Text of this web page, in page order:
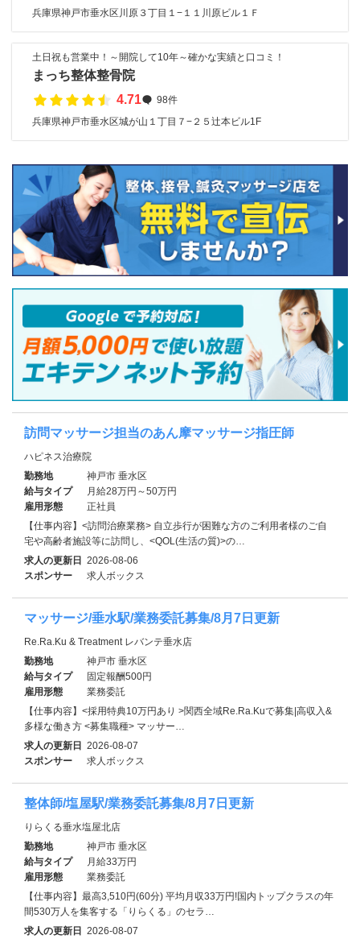
兵庫県神戸市垂水区川原３丁目１−１１川原ビル１Ｆ
土日祝も営業中！～開院して10年～確かな実績と口コミ！
まっち整体整骨院
4.71
98件
兵庫県神戸市垂水区城が山１丁目７−２５辻本ビル1F
訪問マッサージ担当のあん摩マッサージ指圧師
ハピネス治療院
勤務地
神戸市 垂水区
給与タイプ
月給28万円～50万円
雇用形態
正社員
【仕事内容】<訪問治療業務> 自立歩行が困難な方のご利用者様のご自
宅や高齢者施設等に訪問し、<QOL(生活の質)>の…
求人の更新日 2026-08-06
スポンサー
求人ボックス
マッサージ/垂水駅/業務委託募集/8月7日更新
Re.Ra.Ku & Treatment レバンテ垂水店
勤務地
神戸市 垂水区
給与タイプ
固定報酬500円
雇用形態
業務委託
【仕事内容】<採用特典10万円あり >関西全域Re.Ra.Kuで募集|高収入&
多様な働き方 <募集職種> マッサー…
求人の更新日 2026-08-07
スポンサー
求人ボックス
整体師/塩屋駅/業務委託募集/8月7日更新
りらくる垂水塩屋北店
勤務地
神戸市 垂水区
給与タイプ
月給33万円
雇用形態
業務委託
【仕事内容】最高3,510円(60分) 平均月収33万円!国内トップクラスの年
間530万人を集客する「りらくる」のセラ…
求人の更新日 2026-08-07